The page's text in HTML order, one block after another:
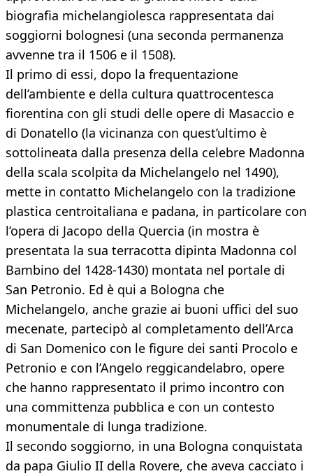
biografia michelangiolesca rappresentata dai
soggiorni bolognesi (una seconda permanenza
avvenne tra il 1506 e il 1508).
Il primo di essi, dopo la frequentazione
dell’ambiente e della cultura quattrocentesca
fiorentina con gli studi delle opere di Masaccio e
di Donatello (la vicinanza con quest’ultimo è
sottolineata dalla presenza della celebre Madonna
della scala scolpita da Michelangelo nel 1490),
mette in contatto Michelangelo con la tradizione
plastica centroitaliana e padana, in particolare con
l’opera di Jacopo della Quercia (in mostra è
presentata la sua terracotta dipinta Madonna col
Bambino del 1428-1430) montata nel portale di
San Petronio. Ed è qui a Bologna che
Michelangelo, anche grazie ai buoni uffici del suo
mecenate, partecipò al completamento dell’Arca
di San Domenico con le figure dei santi Procolo e
Petronio e con l’Angelo reggicandelabro, opere
che hanno rappresentato il primo incontro con
una committenza pubblica e con un contesto
monumentale di lunga tradizione.
Il secondo soggiorno, in una Bologna conquistata
da papa Giulio II della Rovere, che aveva cacciato i